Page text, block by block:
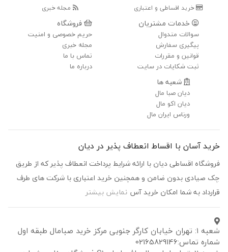
خرید اقساطی و اعتباری مجله خبری
خدمات مشتریان
سوالات متدوال
پیگیری سفارش
قوانین و مقررات
ثبت شکایات در سایت
فروشگاه
حریم خصوصی و امنیت
مجله خبری
تماس با ما
درباره ما
شعبه ها
دیان صبا مال
دیان اکو مال
ورناس ایران مال
خرید آسان با اقساط انعطاف پذیر در دیان
فروشگاه اقساطی دیان با ارائه شرایط پرداخت انعطاف پذیر که از طریق
چک صیادی بدون ضامن و همچنین خرید اعتباری با شرکت های طرف
قرارداد به شما امکان خرید آس نمایش بیشتر
شعبه ۱: تهران خیابان کارگر جنوبی مرکز خرید صبامال طبقه اول
شماره تماس:02165829146